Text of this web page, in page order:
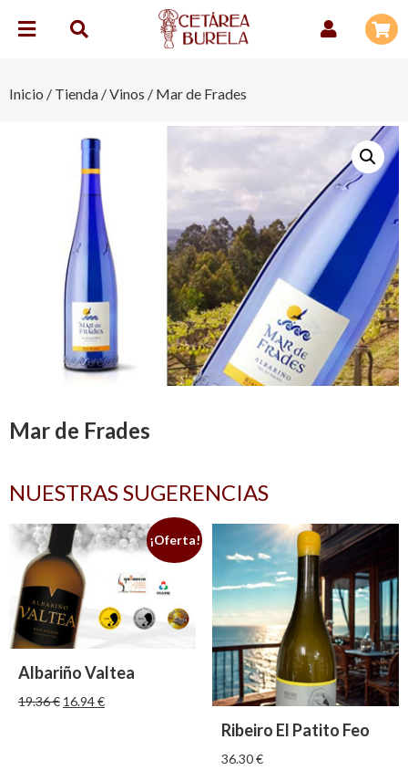
Inicio / Tienda /Vinos / Mar de Frades
Mar de Frades
NUESTRAS SUGERENCIAS
¡Oferta!
Albariño Valtea
19.36€ 16.94€
Ribeiro El Patito Feo
36.30€